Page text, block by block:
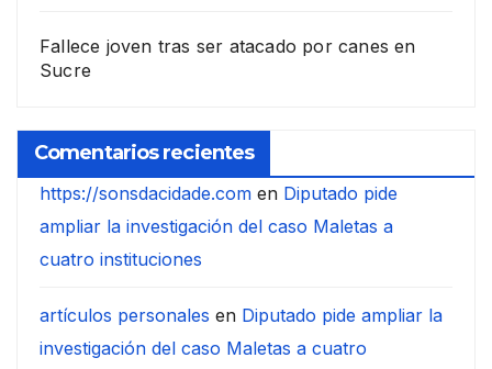
Fallece joven tras ser atacado por canes en
Sucre
Comentarios recientes
https://sonsdacidade.com en Diputado pide
ampliar la investigación del caso Maletas a
cuatro instituciones
artículos personales en Diputado pide ampliar la
investigación del caso Maletas a cuatro